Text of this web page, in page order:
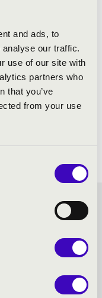
and ads, to
our traffic.
use of our site with
partners who
that you’ve
from your use
-